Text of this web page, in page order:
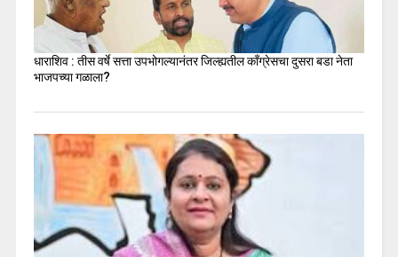
धाराशिव : तीस वर्षे सत्ता उपभोगल्यानंतर जिल्ह्यतील कॉंग्रेसचा दुसरा बडा नेता
भाजपच्या गळाला?